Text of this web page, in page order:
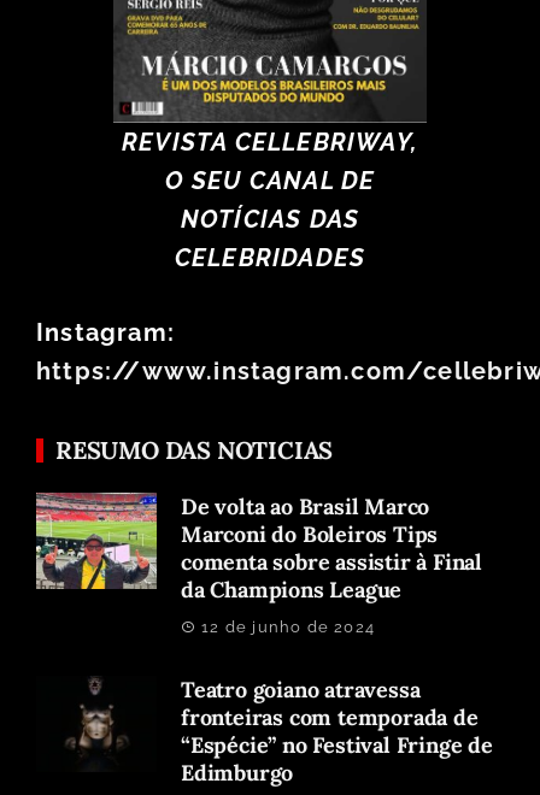
REVISTA CELLEBRIWAY,
O SEU CANAL DE
NOTÍCIAS DAS
CELEBRIDADES
Instagram:
https://www.instagram.com/
RESUMO DAS NOTICIAS
De volta ao Brasil Marco
Marconi do Boleiros Tips
comenta sobre assistir à Final
da Champions League
12 de junho de 2024
Teatro goiano atravessa
fronteiras com temporada de
“Espécie” no Festival Fringe de
Edimburgo